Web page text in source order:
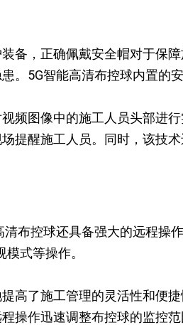
备，正确佩戴安全帽对于保
。5G智能高清布控球内置的
频图像中的施工人员头部进
提醒施工人员。同时，该技
布控球还具备强大的远程操
式等操作。
高了施工管理的灵活性和便
操作迅速调整布控球的监控